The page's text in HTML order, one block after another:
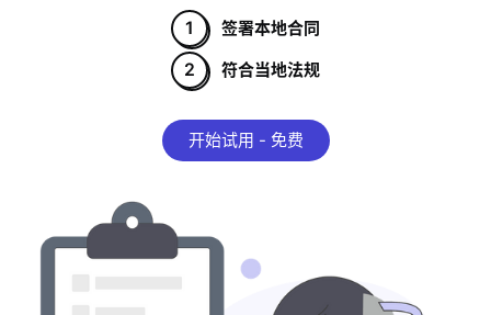
1
签署本地合同
2
符合当地法规
开始试用 - 免费